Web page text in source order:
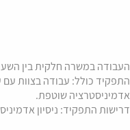
העבודה במשרה חלקית בין השעות: 13:00-
התפקיד כולל: עבודה בצוות עם
אדמיניסטרציה שוטפת.
דרישות התפקיד: ניסיון